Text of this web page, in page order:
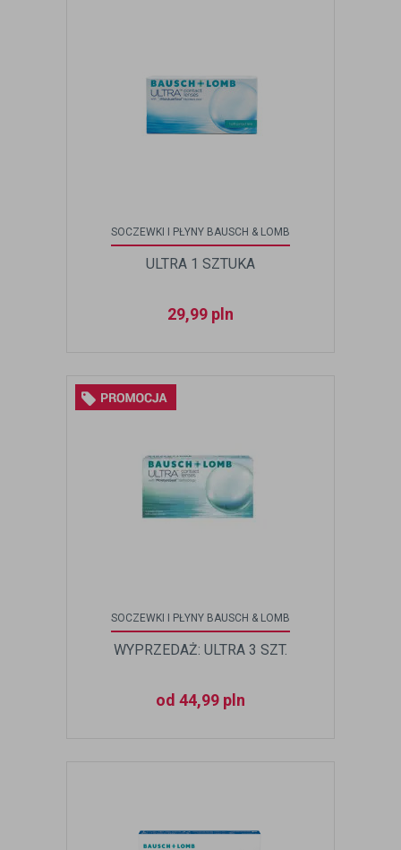
SOCZEWKI I PŁYNY BAUSCH & LOMB
ULTRA 1 SZTUKA
29,99 pln
SOCZEWKI I PŁYNY BAUSCH & LOMB
WYPRZEDAŻ: ULTRA 3 SZT.
od 44,99 pln